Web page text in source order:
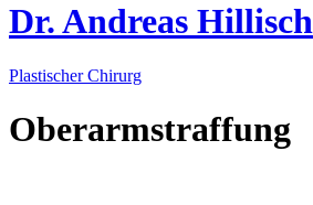
Dr. Andreas Hillisch
Plastischer Chirurg
Oberarmstraffung